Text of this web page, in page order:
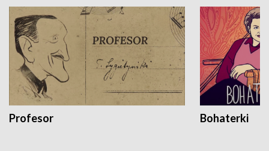
Profesor Bohaterki